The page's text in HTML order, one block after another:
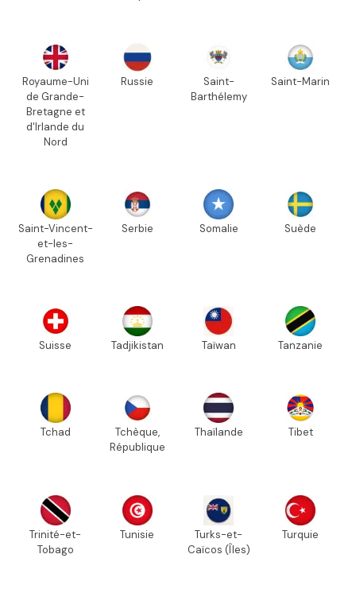
Royaume-Uni
de Grande-
Bretagne et
d'Irlande du
Nord
Russie
Saint-
Barthélemy
Saint-Marin
Saint-Vincent-
et-les-
Grenadines
Serbie Somalie Suède
Suisse Tadjikistan Taïwan Tanzanie
Tchad
Tchèque,
République
Thaïlande Tibet
Trinité-et-
Tobago
Tunisie
Turks-et-
Caïcos (Îles)
Turquie